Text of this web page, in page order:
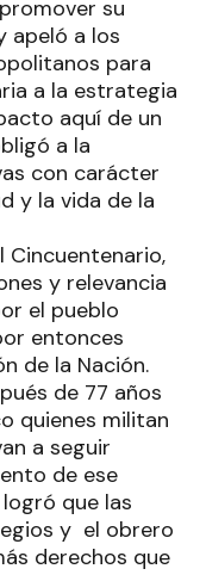
su
apeló a los
para
a la estrategia
aquí de un
a la
con carácter
y la vida de la
y relevancia
el pueblo
entonces
de la Nación.
de 77 años
quienes militan
a seguir
de ese
que las
y el obrero
derechos que